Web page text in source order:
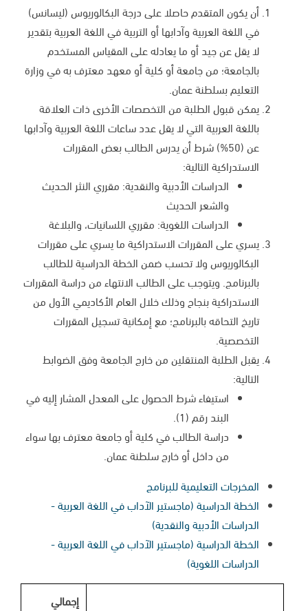
أن يكون المتقدم حاصلا على درجة البكالوريوس (ليسانس)
في اللغة العربية وآدابها أو التربية في اللغة العربية بتقدير
لا يقل عن جيد أو ما يعادله على المقياس المستخدم
بالجامعة؛ من جامعة أو كلية أو معهد معترف به في وزارة
التعليم بسلطنة عمان.
يمكن قبول الطلبة من التخصصات الأخرى ذات العلاقة
باللغة العربية التي لا يقل عدد ساعات اللغة العربية وآدابها
عن (50%) شرط أن يدرس الطالب بعض المقررات
الاستدراكية التالية:
الدراسات الأدبية والنقدية: مقرري النثر الحديث
والشعر الحديث
الدراسات اللغوية: مقرري اللسانيات، والبلاغة
يسري على المقررات الاستدراكية ما يسري على مقررات
البكالوريوس ولا تحسب ضمن الخطة الدراسية للطالب
بالبرنامج. ويتوجب على الطالب الانتهاء من دراسة المقررات
الاستدراكية بنجاح وذلك خلال العام الأكاديمي الأول من
تاريخ التحاقه بالبرنامج؛ مع إمكانية تسجيل المقررات
التخصصية.
يقبل الطلبة المنتقلين من خارج الجامعة وفق الضوابط
التالية:
استيفاء شرط الحصول على المعدل المشار إليه في
البند رقم (1).
دراسة الطالب في كلية أو جامعة معترف بها سواء
من داخل أو خارج سلطنة عمان.
المخرجات التعليمية للبرنامج
الخطة الدراسية (ماجستير الآداب في اللغة العربية -
الدراسات الأدبية والنقدية)
الخطة الدراسية (ماجستير الآداب في اللغة العربية -
الدراسات اللغوية)
إجمالي